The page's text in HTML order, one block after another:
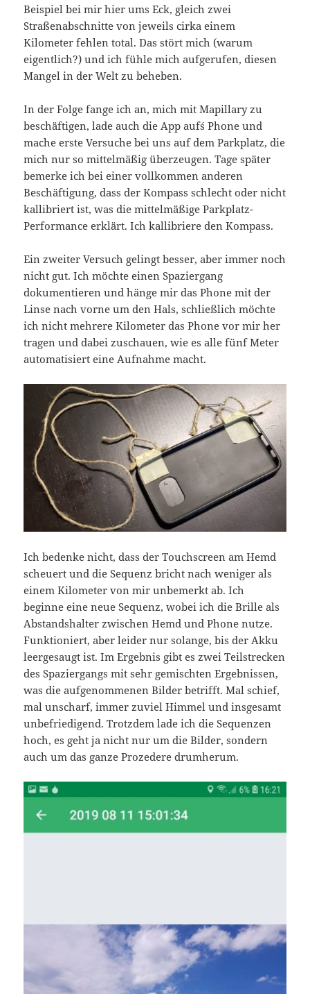
Beispiel bei mir hier ums Eck, gleich zwei
Straßenabschnitte von jeweils cirka einem
Kilometer fehlen total. Das stört mich (warum
eigentlich?) und ich fühle mich aufgerufen, diesen
Mangel in der Welt zu beheben.
In der Folge fange ich an, mich mit Mapillary zu
beschäftigen, lade auch die App auf´s Phone und
mache erste Versuche bei uns auf dem Parkplatz, die
mich nur so mittelmäßig überzeugen. Tage später
bemerke ich bei einer vollkommen anderen
Beschäftigung, dass der Kompass schlecht oder nicht
kallibriert ist, was die mittelmäßige Parkplatz-
Performance erklärt. Ich kallibriere den Kompass.
Ein zweiter Versuch gelingt besser, aber immer noch
nicht gut. Ich möchte einen Spaziergang
dokumentieren und hänge mir das Phone mit der
Linse nach vorne um den Hals, schließlich möchte
ich nicht mehrere Kilometer das Phone vor mir her
tragen und dabei zuschauen, wie es alle fünf Meter
automatisiert eine Aufnahme macht.
Ich bedenke nicht, dass der Touchscreen am Hemd
scheuert und die Sequenz bricht nach weniger als
einem Kilometer von mir unbemerkt ab. Ich
beginne eine neue Sequenz, wobei ich die Brille als
Abstandshalter zwischen Hemd und Phone nutze.
Funktioniert, aber leider nur solange, bis der Akku
leergesaugt ist. Im Ergebnis gibt es zwei Teilstrecken
des Spaziergangs mit sehr gemischten Ergebnissen,
was die aufgenommenen Bilder betrifft. Mal schief,
mal unscharf, immer zuviel Himmel und insgesamt
unbefriedigend. Trotzdem lade ich die Sequenzen
hoch, es geht ja nicht nur um die Bilder, sondern
auch um das ganze Prozedere drumherum.